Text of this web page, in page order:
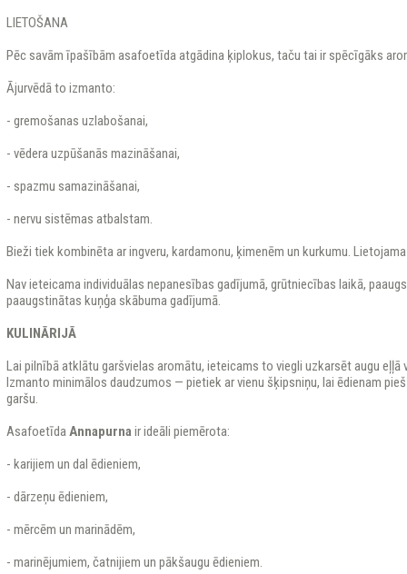
LIETOŠANA
Pēc savām īpašībām asafoetīda atgādina ķiplokus, taču tai ir spēcīgāks
Ājurvēdā to izmanto:
- gremošanas uzlabošanai,
- vēdera uzpūšanās mazināšanai,
- spazmu samazināšanai,
- nervu sistēmas atbalstam.
Bieži tiek kombinēta ar ingveru, kardamonu, ķimenēm un kurkumu.
Nav ieteicama individuālas nepanesības gadījumā, grūtniecības laikā,
paaugstinātas kuņģa skābuma gadījumā.
KULINĀRIJĀ
Lai pilnībā atklātu garšvielas aromātu, ieteicams to viegli uzkarsēt augu eļļā
Izmanto minimālos daudzumos — pietiek ar vienu šķipsniņu, lai ēdienam
garšu.
AsafoetīdaAnnapurnair ideāli piemērota:
- karijiem un dal ēdieniem,
- dārzeņu ēdieniem,
- mērcēm un marinādēm,
- marinējumiem, čatnijiem un pākšaugu ēdieniem.